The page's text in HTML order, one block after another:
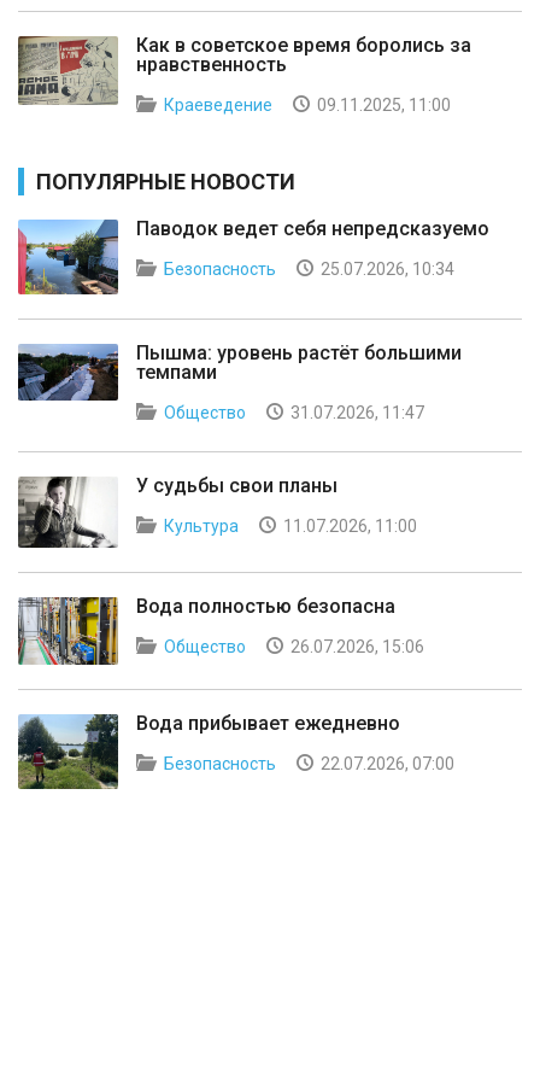
Как в советское время боролись за
нравственность
Краеведение 09.11.2025, 11:00
ПОПУЛЯРНЫЕ НОВОСТИ
Паводок ведет себя непредсказуемо
Безопасность 25.07.2026, 10:34
Пышма: уровень растёт большими
темпами
Общество 31.07.2026, 11:47
У судьбы свои планы
Культура 11.07.2026, 11:00
Вода полностью безопасна
Общество 26.07.2026, 15:06
Вода прибывает ежедневно
Безопасность 22.07.2026, 07:00